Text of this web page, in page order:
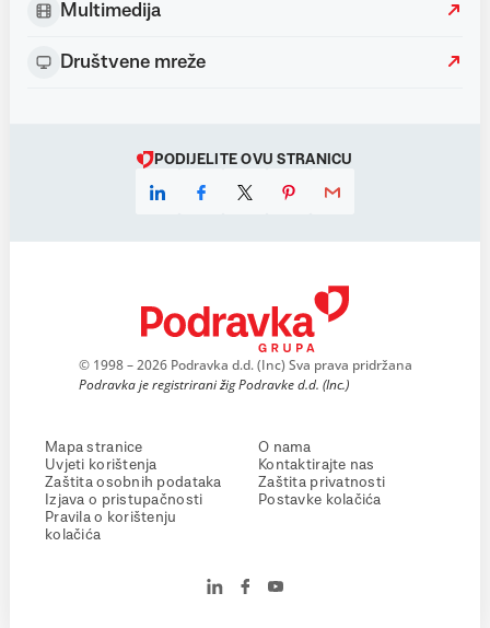
Multimedija
Društvene mreže
PODIJELITE OVU STRANICU
© 1998 – 2026 Podravka d.d. (Inc) Sva prava pridržana
Podravka je registrirani žig Podravke d.d. (Inc.)
Mapa stranice
Uvjeti korištenja
Zaštita osobnih podataka
Izjava o pristupačnosti
Pravila o korištenju
kolačića
O nama
Kontaktirajte nas
Zaštita privatnosti
Postavke kolačića